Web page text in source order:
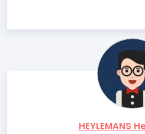
HEYLEMANS